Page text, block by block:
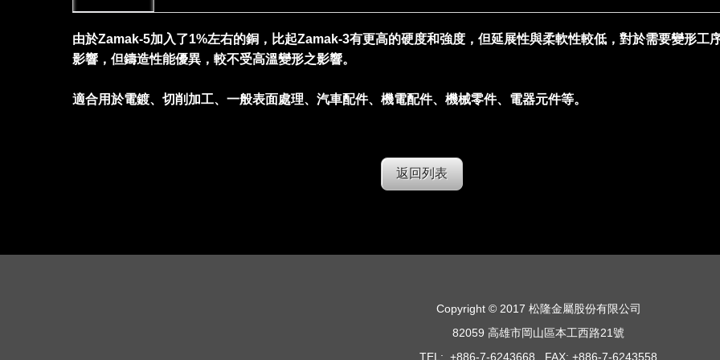
由於Zamak-5加入了1%左右的銅，比起Zamak-3有更高的硬度和強度，但延展性與柔軟性較低，對於需要變形工
影響，但鑄造性能優異，較不受高溫變形之影響。
適合用於電鍍、切削加工、一般表面處理、汽車配件、機電配件、機械零件、電器元件等。
返回列表
Copyright © 2017 松隆金屬股份有限公司
82059 高雄市岡山區本工西路21號
TEL: +886-7-6243668 FAX: +886-7-6243558